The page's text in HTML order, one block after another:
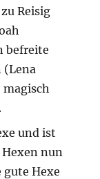
Reisig
befreite
(Lena
und ist
nun
gute Hexe